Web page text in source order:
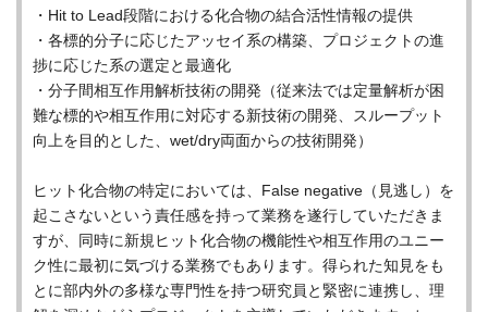
・Hit to Lead段階における化合物の結合活性情報の提供
・各標的分子に応じたアッセイ系の構築、プロジェクトの進
捗に応じた系の選定と最適化
・分子間相互作用解析技術の開発（従来法では定量解析が困
難な標的や相互作用に対応する新技術の開発、スループット
向上を目的とした、wet/dry両面からの技術開発）
ヒット化合物の特定においては、False negative（見逃し）を
起こさないという責任感を持って業務を遂行していただきま
すが、同時に新規ヒット化合物の機能性や相互作用のユニー
ク性に最初に気づける業務でもあります。得られた知見をも
とに部内外の多様な専門性を持つ研究員と緊密に連携し、理